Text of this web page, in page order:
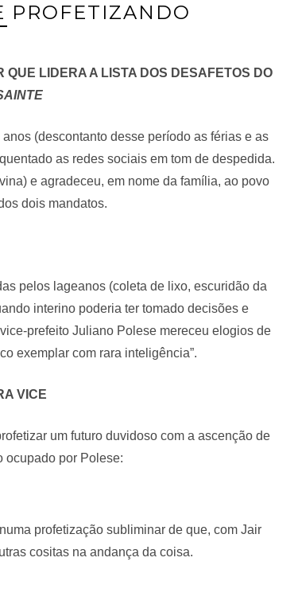
PROFETIZANDO
LIDERA A LISTA DOS DESAFETOS DO
(descontanto desse período as férias e as
as redes sociais em tom de despedida.
e agradeceu, em nome da família, ao povo
dois mandatos.
pelos lageanos (coleta de lixo, escuridão da
interino poderia ter tomado decisões e
prefeito Juliano Polese mereceu elogios de
exemplar com rara inteligência”.
VICE
um futuro duvidoso com a ascenção de
ocupado por Polese:
profetização subliminar de que, com Jair
cositas na andança da coisa.